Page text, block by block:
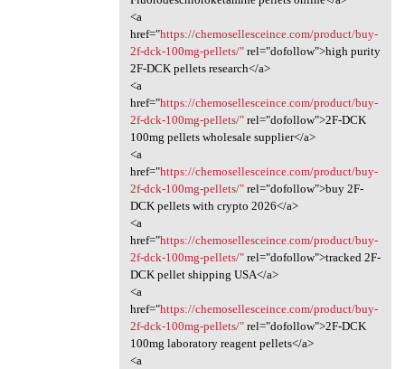
<a
href="https://chemosellesceince.com/product/buy-
2f-dck-100mg-pellets/"rel="dofollow">high purity
2F-DCK pellets research</a>
<a
href="https://chemosellesceince.com/product/buy-
2f-dck-100mg-pellets/"rel="dofollow">2F-DCK
100mg pellets wholesale supplier</a>
<a
href="https://chemosellesceince.com/product/buy-
2f-dck-100mg-pellets/"rel="dofollow">buy 2F-
DCK pellets with crypto 2026</a>
<a
href="https://chemosellesceince.com/product/buy-
2f-dck-100mg-pellets/"rel="dofollow">tracked 2F-
DCK pellet shipping USA</a>
<a
href="https://chemosellesceince.com/product/buy-
2f-dck-100mg-pellets/"rel="dofollow">2F-DCK
100mg laboratory reagent pellets</a>
<a